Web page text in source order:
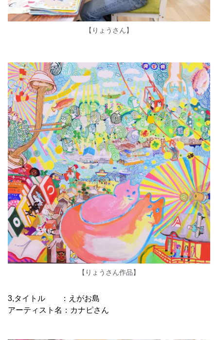
【りょうさん】
【りょうさん作品】
3,タイトル ：えがお島
アーティスト名：カナピさん